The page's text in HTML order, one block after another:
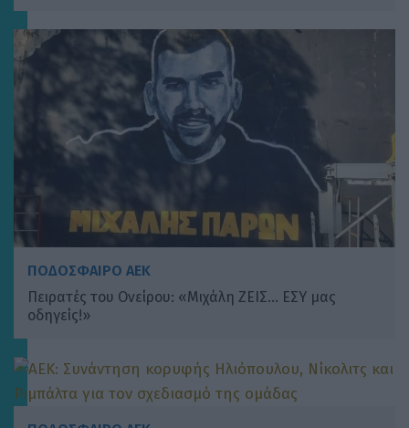
ΠΟΔΟΣΦΑΙΡΟ ΑΕΚ
Πειρατές του Ονείρου: «Μιχάλη ΖΕΙΣ… ΕΣΥ μας
οδηγείς!»